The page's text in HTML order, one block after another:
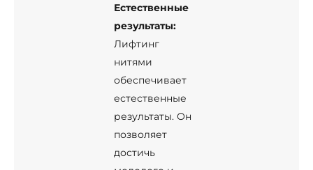
Естественные
результаты:
Лифтинг
нитями
обеспечивает
естественные
результаты. Он
позволяет
достичь